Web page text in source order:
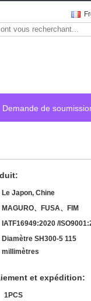
Demande de
Le Japon, Chine
MAGURO、FUSA、FIM
IATF16949:2020 /
Diamètre SH300-5 115
millimètres
et expédition:
1PCS